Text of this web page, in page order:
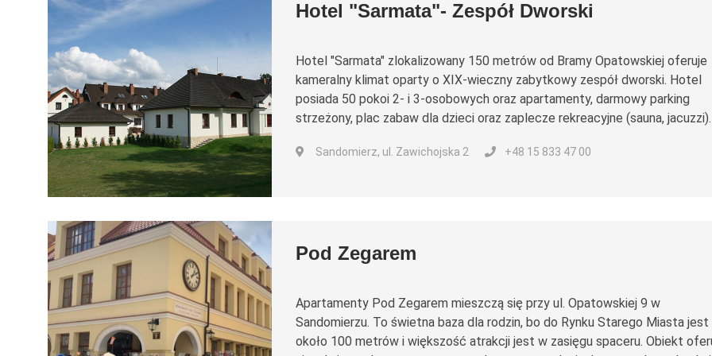
Hotel "Sarmata"- Zespół Dworski
Hotel "Sarmata" zlokalizowany 150 metrów od Bramy Opatowskiej oferuje
kameralny klimat oparty o XIX-wieczny zabytkowy zespół dworski. Hotel
posiada 50 pokoi 2- i 3-osobowych oraz apartamenty, darmowy parking
strzeżony, plac zabaw dla dzieci oraz zaplecze rekreacyjne (sauna, jacuzzi).
Sandomierz, ul. Zawichojska 2 +48 15 833 47 00
Pod Zegarem
Apartamenty Pod Zegarem mieszczą się przy ul. Opatowskiej 9 w
Sandomierzu. To świetna baza dla rodzin, bo do Rynku Starego Miasta jest
około 100 metrów i większość atrakcji jest w zasięgu spaceru. Obiekt